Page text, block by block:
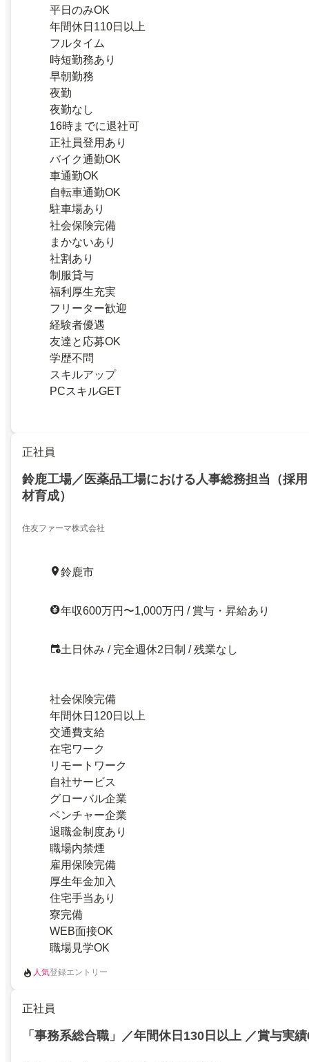
平日のみOK
年間休日110日以上
フルタイム
時短勤務あり
早朝勤務
夜勤
夜勤なし
16時までに退社可
正社員登用あり
バイク通勤OK
車通勤OK
自転車通勤OK
駐車場あり
社会保険完備
まかないあり
社割あり
制服貸与
福利厚生充実
フリーター歓迎
経験者優遇
友達と応募OK
学歴不問
スキルアップ
PCスキルGET
正社員
鈴鹿工場／医薬品工場における人事総務担当（採
材育成）
住友ファーマ株式会社
鈴鹿市
年収600万円〜1,000万円 / 賞与・昇給あり
土日休み / 完全週休2日制 / 残業なし
社会保険完備
年間休日120日以上
交通費支給
在宅ワーク
リモートワーク
自社サービス
グローバル企業
ベンチャー企業
退職金制度あり
職場内禁煙
雇用保険完備
厚生年金加入
住宅手当あり
寮完備
WEB面接OK
職場見学OK
人気登録エントリー
正社員
「事務系総合職」／年間休日130日以上 ／賞与実